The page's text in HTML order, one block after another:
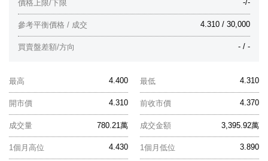
-/-
價格上限/下限
4.310 / 30,000
參考平衡價格 / 成交
- / -
買賣盤差額/方向
4.400
最高 4.310
最低
4.310
開市價 4.370
前收市價
780.21萬
成交量 3,395.92萬
成交金額
4.430
1個月高位 3.890
1個月低位